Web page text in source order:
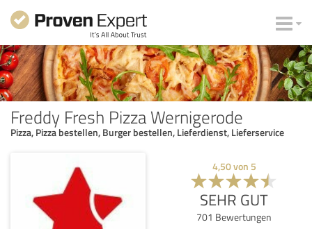
Freddy Fresh Pizza Wernigerode
Pizza, Pizza bestellen, Burger bestellen, Lieferdienst, Lieferservice
4,50von 5
SEHR GUT
701 Bewertungen